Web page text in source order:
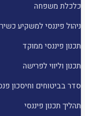
כלכלת משפחה
ניהול פיננסי למשקיע כשיר
תכנון פיננסי ממוקד
תכנון וליווי לפרישה
סדר בביטוחים וחיסכון
תהליך תכנון פיננסי